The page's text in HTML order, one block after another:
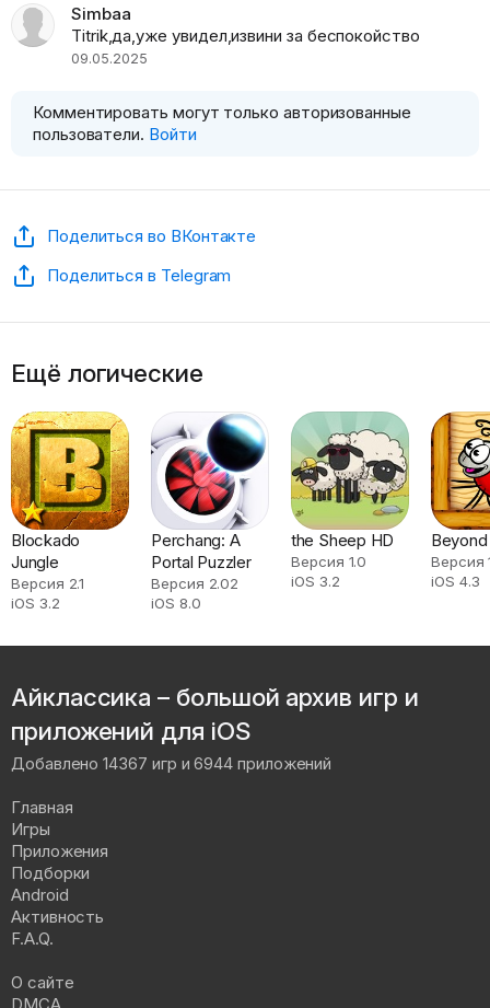
Simbaa
Titrik,да,уже увидел,извини за беспокойство
09.05.2025
Комментировать могут только авторизованные
пользователи. Войти
Поделиться во ВКонтакте
Поделиться в Telegram
Ещё логические
Blockado
Jungle
Версия 2.1
iOS 3.2
Perchang: A
Portal Puzzler
Версия 2.02
iOS 8.0
the Sheep HD
Версия 1.0
iOS 3.2
Beyond
Версия
iOS 4.3
Айклассика – большой архив игр и
приложений для iOS
Добавлено 14367 игр и 6944 приложений
Главная
Игры
Приложения
Подборки
Android
Активность
F.A.Q.
О сайте